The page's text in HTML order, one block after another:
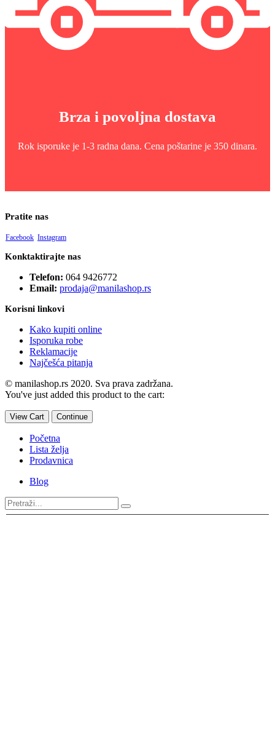
Brza i povoljna dostava
Rok isporuke je 1-3 radna dana. Cena poštarine je 350 dinara.
Pratite nas
Facebook Instagram
Konktaktirajte nas
Telefon: 064 9426772
Email: prodaja@manilashop.rs
Korisni linkovi
Kako kupiti online
Isporuka robe
Reklamacije
Najčešća pitanja
© manilashop.rs 2020. Sva prava zadržana.
You've just added this product to the cart:
View Cart Continue
Početna
Lista želja
Prodavnica
Blog